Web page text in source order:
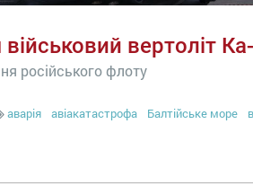
вертоліт
російського флоту
аварія авіакатастрофа Балтійське море